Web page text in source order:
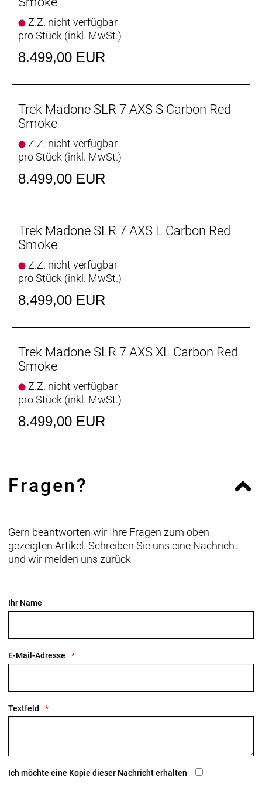
Einteilige Aero RSL Lenker/vorbau-Einheit
Die neue einteilige Lenker/Vorbau-Einheit ist leichter,
aerodynamischer und ergonomischer als die
Oberlenker die Anpassung der Positionierung auf
dem Bike, um entweder in der Oberlenkerposition
im Unterlenker mehr Kraft aufs Pedal zu bringen.
RSL Aero Trinkflaschen und Flaschenhalter
Die mitgelieferten RSL Aero Trinkflaschen und
machen.
Rahmen: Frame: CARBON
Rahmengröße: ML
Gangschaltung: SRAM Force AXS, max. 36 Z. an
Anzahl Gänge: 1
Schalthebel: SRAM Force AXS E1 // SRAM Force
flat mount
SRAM CenterLine X, Center Lock
Vorderradbremse: SRAM Force AXS hydraulic disc,
flat mount
Max. Bremsscheibendu
Flat Mount Scheibenbremsaufnahme,
Kurbelsatz: SRAM Force AXS mit Powermeter,
48/35, DUB, 170 mm Kurbelarmlänge
Z.Z. nicht verfügbar
pro Stück (inkl. MwSt.)
8.499,00 EUR
Trek Madone SLR 7 AXS S Carbon Red
Smoke
Z.Z. nicht verfügbar
pro Stück (inkl. MwSt.)
8.499,00 EUR
Trek Madone SLR 7 AXS L Carbon Red
Smoke
Z.Z. nicht verfügbar
pro Stück (inkl. MwSt.)
8.499,00 EUR
Trek Madone SLR 7 AXS XL Carbon Red
Smoke
Z.Z. nicht verfügbar
pro Stück (inkl. MwSt.)
8.499,00 EUR
Fragen?
Gern beantworten wir Ihre Fragen zum oben
gezeigten Artikel. Schreiben Sie uns eine Nachricht
und wir melden uns zurück
Ihr Name
E-Mail-Adresse
Textfeld
Ich möchte eine Kopie dieser Nachricht erhalten